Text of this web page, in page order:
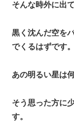
そんな時外に出
黒く沈んだ空を
でくるはずです。
あの明るい星は
そう思った方に
す。